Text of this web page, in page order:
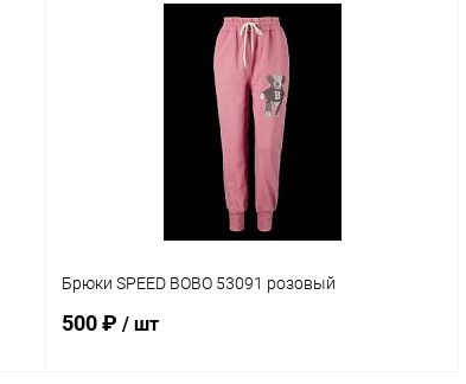
В корзину
Брюки SPEED BOBO 53091 розовый
500 ₽ / шт